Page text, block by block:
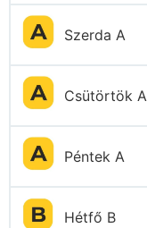
Szerda A
Csütörtök A
Péntek A
Hétfő B